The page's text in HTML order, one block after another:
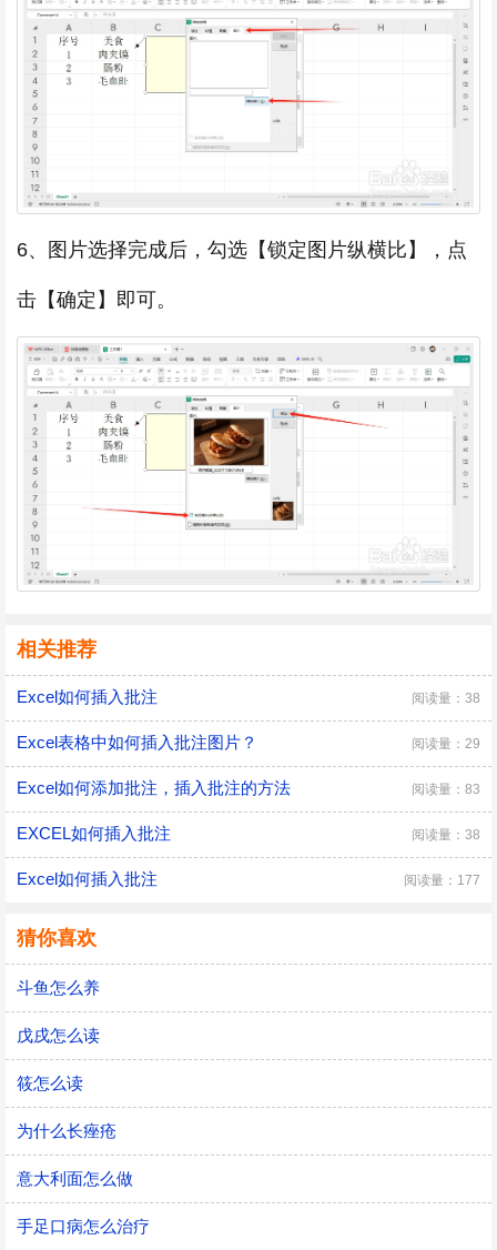
6、图片选择完成后，勾选【锁定图片纵横比】，点
击【确定】即可。
相关推荐
Excel如何插入批注 阅读量：38
Excel表格中如何插入批注图片？ 阅读量：29
Excel如何添加批注，插入批注的方法 阅读量：83
EXCEL如何插入批注 阅读量：38
Excel如何插入批注 阅读量：177
猜你喜欢
斗鱼怎么养
戊戌怎么读
筱怎么读
为什么长痤疮
意大利面怎么做
手足口病怎么治疗